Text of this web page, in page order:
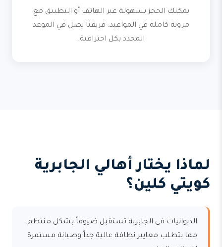
يمكنك الحجز بسهولة عبر الهاتف أو التطبيق مع
مرونة كاملة في المواعيد. فريقنا يصل في الموعد
المحدد بكل احترافية.
لماذا يختار أهالي الجابرية
كويتي كلين؟
الديوانيات في الجابرية تستقبل ضيوفاً بشكل منتظم،
مما يتطلب معايير نظافة عالية جداً وصيانة مستمرة